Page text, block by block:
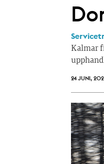
Kalmar
24 JUNI,